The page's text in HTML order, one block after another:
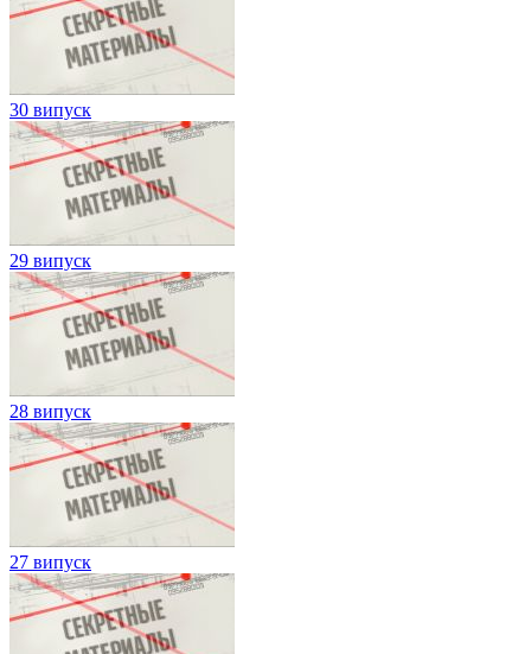
30 випуск
29 випуск
28 випуск
27 випуск